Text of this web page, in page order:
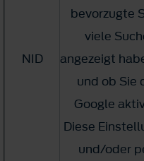
NID
bevorzugte
viele
angezeigt
und ob Sie
Google
Diese
und/oder